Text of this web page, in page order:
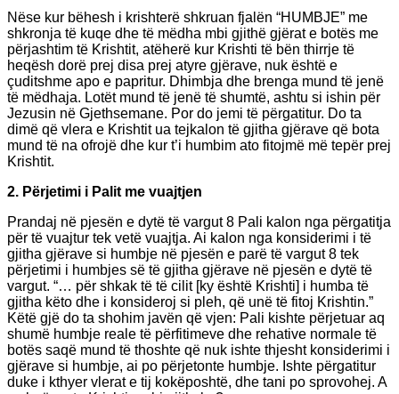
Nëse kur bëhesh i krishterë shkruan fjalën “HUMBJE” me
shkronja të kuqe dhe të mëdha mbi gjithë gjërat e botës me
përjashtim të Krishtit, atëherë kur Krishti të bën thirrje të
heqësh dorë prej disa prej atyre gjërave, nuk është e
çuditshme apo e papritur. Dhimbja dhe brenga mund të jenë
të mëdhaja. Lotët mund të jenë të shumtë, ashtu si ishin për
Jezusin në Gjethsemane. Por do jemi të përgatitur. Do ta
dimë që vlera e Krishtit ua tejkalon të gjitha gjërave që bota
mund të na ofrojë dhe kur t’i humbim ato fitojmë më tepër prej
Krishtit.
2. Përjetimi i Palit me vuajtjen
Prandaj në pjesën e dytë të vargut 8 Pali kalon nga përgatitja
për të vuajtur tek vetë vuajtja. Ai kalon nga konsiderimi i të
gjitha gjërave si humbje në pjesën e parë të vargut 8 tek
përjetimi i humbjes së të gjitha gjërave në pjesën e dytë të
vargut. “… për shkak të të cilit [ky është Krishti] i humba të
gjitha këto dhe i konsideroj si pleh, që unë të fitoj Krishtin.”
Këtë gjë do ta shohim javën që vjen: Pali kishte përjetuar aq
shumë humbje reale të përfitimeve dhe rehative normale të
botës saqë mund të thoshte që nuk ishte thjesht konsiderimi i
gjërave si humbje, ai po përjetonte humbje. Ishte përgatitur
duke i kthyer vlerat e tij kokëposhtë, dhe tani po sprovohej. A